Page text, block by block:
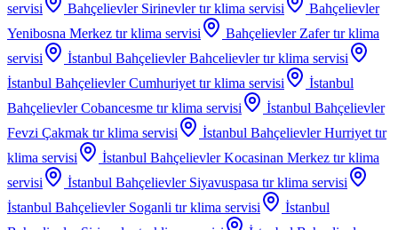
servisi
Bahçelievler Sirinevler tır klima servisi
Bahçelievler
Yenibosna Merkez tır klima servisi Bahçelievler Zafer tır klima
servisi
İstanbul Bahçelievler Bahcelievler tır klima servisi
İstanbul Bahçelievler Cumhuriyet tır klima servisi
İstanbul
Bahçelievler Cobancesme tır klima servisi
İstanbul Bahçelievler
Fevzi Çakmak tır klima servisi İstanbul Bahçelievler Hurriyet tır
klima servisi
İstanbul Bahçelievler Kocasinan Merkez tır klima
servisi
İstanbul Bahçelievler Siyavuspasa tır klima servisi
İstanbul Bahçelievler Soganli tır klima servisi
İstanbul